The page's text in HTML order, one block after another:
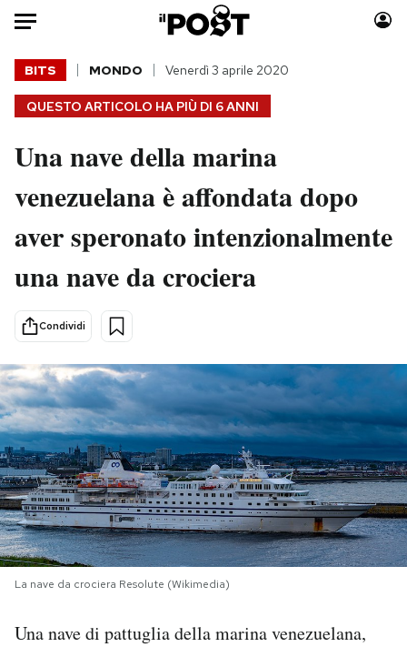
Auto
HOME
Italia
Politica
Tecnologia
Internet
Scienza
Cultura
Economia
Sport
Moda
Consumismi
Storie/Idee
Media
Mondiali calcio 2026
PODCAST
NEWSLETTER
I MIEI PREFERITI
QUESTO ARTICOLO HA PIÙ DI 6 ANNI
BITS MONDO Venerdì 3 aprile 2020
Una nave della marina
venezuelana è affondata dopo
aver speronato intenzionalmente
una nave da crociera
Condividi
La nave da crociera Resolute (Wikimedia)
Una nave di pattuglia della marina venezuelana,